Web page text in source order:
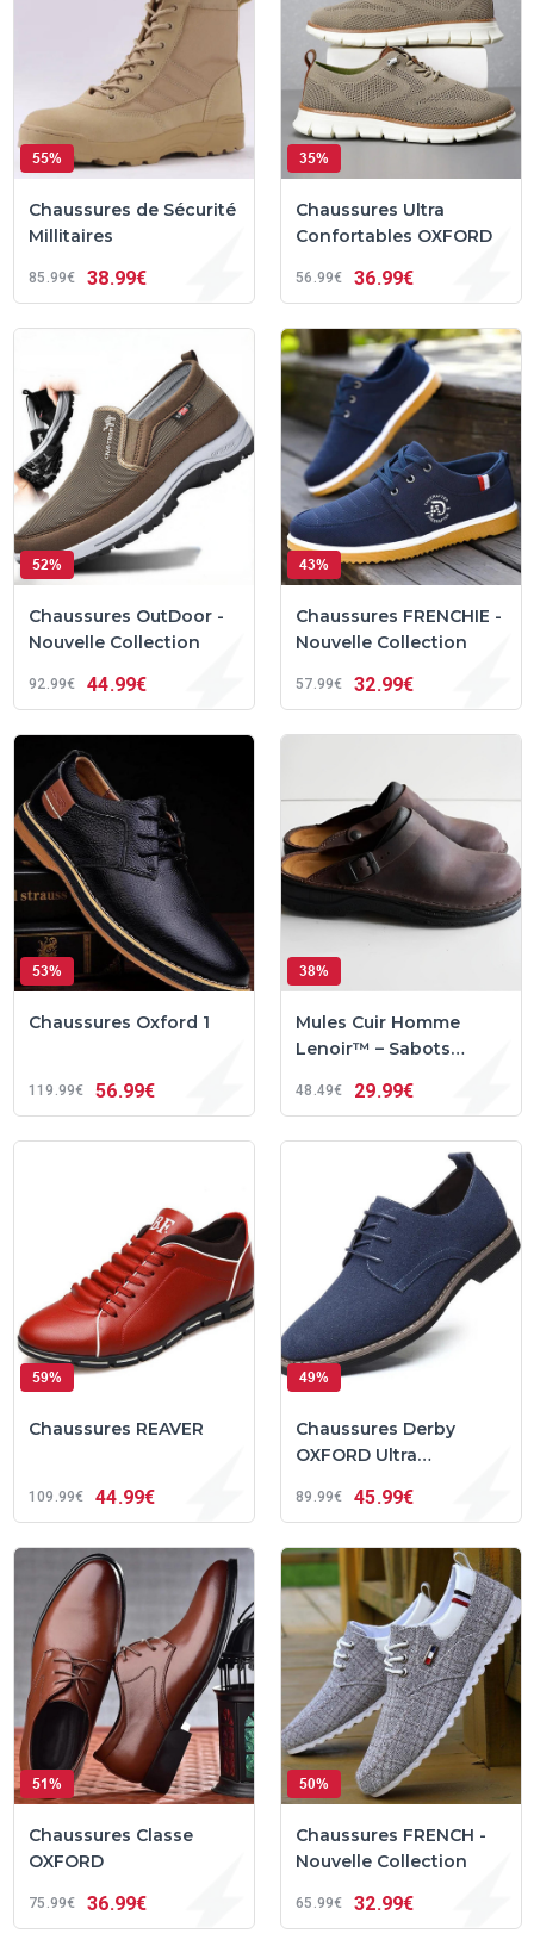
55%
Chaussures de Sécurité
Millitaires
85 99€ 38 99€
35%
Chaussures Ultra
Confortables OXFORD
56 99€ 36 99€
52%
Chaussures OutDoor -
Nouvelle Collection
92 99€ 44 99€
43%
Chaussures FRENCHIE -
Nouvelle Collection
57 99€ 32 99€
53%
Chaussures Oxford 1
119 99€ 56 99€
38%
Mules Cuir Homme
Lenoir™ – Sabots
48 49€ 29 99€
59%
Chaussures REAVER
109 99€ 44 99€
49%
Chaussures Derby
OXFORD Ultra
89 99€ 45 99€
51%
Chaussures Classe
OXFORD
75 99€ 36 99€
50%
Chaussures FRENCH -
Nouvelle Collection
65 99€ 32 99€